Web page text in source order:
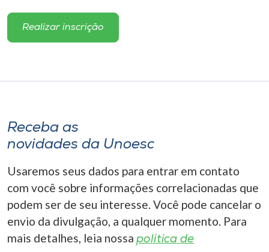
Realizar inscrição
Receba as
novidades da Unoesc
Usaremos seus dados para entrar em contato
com você sobre informações correlacionadas que
podem ser de seu interesse. Você pode cancelar o
envio da divulgação, a qualquer momento. Para
mais detalhes, leia nossa política de